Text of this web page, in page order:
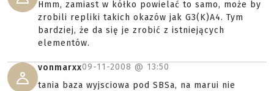
Hmm, zamiast w kółko powielać to samo, może by
zrobili repliki takich okazów jak G3(K)A4. Tym
bardziej, że da się je zrobić z istniejących
elementów.
vonmarxx09-11-2008 @ 13:50
tania baza wyjsciowa pod SBSa, na marui nie